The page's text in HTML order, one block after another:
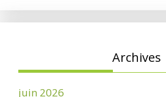
Archives
juin 2026